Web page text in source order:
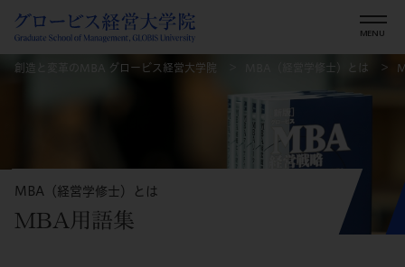
創造と変革のMBA グロービス経営大学院 MBA（経営学修士）とは
MBA（経営学修士）とは
MBA用語集